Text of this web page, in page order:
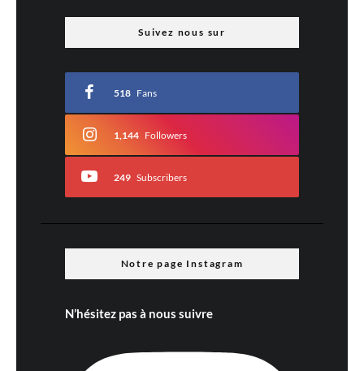
Suivez nous sur
518 Fans
1,144 Followers
249 Subscribers
Notre page Instagram
N’hésitez pas à nous suivre